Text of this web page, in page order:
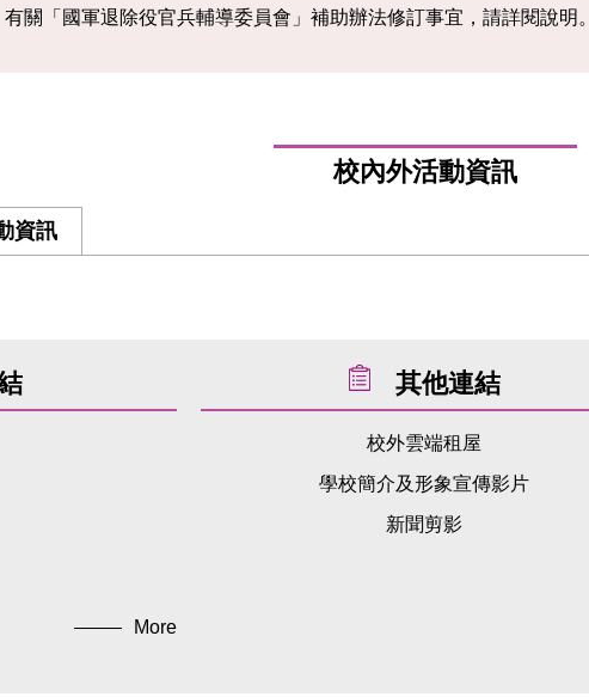
有關「國軍退除役官兵輔導委員會」補助辦法修訂事宜，請詳閱說明。
校內外活動資訊
資訊
More
其他連結
校外雲端租屋
學校簡介及形象宣傳影片
新聞剪影